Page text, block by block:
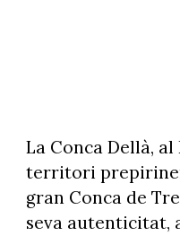
La Conca Dellà, al
territori
gran Conca de
seva autenticitat,